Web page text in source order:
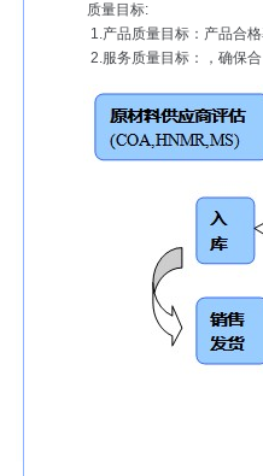
质量目标:
1.产品质量目标：产品合
2.服务质量目标：，确保